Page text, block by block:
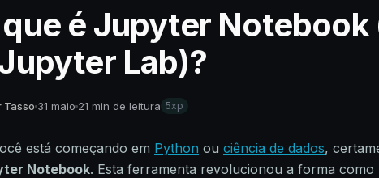
que é Jupyter
Lab)?
Tasso 31 maio 21 min de leitura 5xp
está começando em Python ou ciência de dados,
Notebook. Esta ferramenta revolucionou a forma como